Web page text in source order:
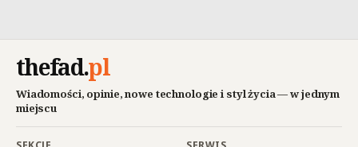
thefad.pl
Wiadomości, opinie, nowe technologie i styl życia — w jednym
miejscu